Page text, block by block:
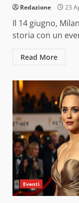
Redazione 23
Il 14 giugno,
storia con un
Read More
Eventi